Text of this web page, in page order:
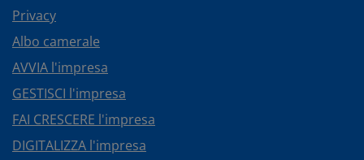
Privacy
Albo camerale
AVVIA l'impresa
GESTISCI l'impresa
FAI CRESCERE l'impresa
DIGITALIZZA l'impresa